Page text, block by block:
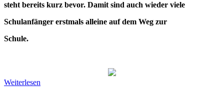
steht bereits kurz bevor. Damit sind auch wieder viele
Schulanfänger erstmals alleine auf dem Weg zur
Schule.
Weiterlesen